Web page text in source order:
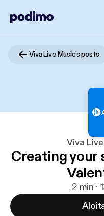
Viva Live Music's posts
Viva
Creating your
2 min ·